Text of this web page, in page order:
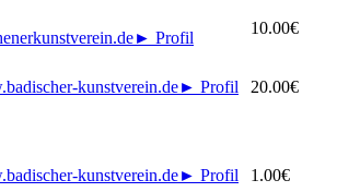
► Profil
10.00€
kunstverein.de► Profil 20.00€
kunstverein.de► Profil 1.00€